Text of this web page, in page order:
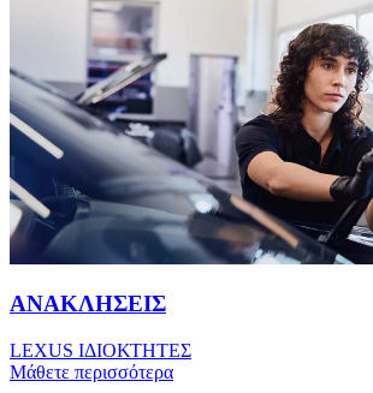
ΑΝΑΚΛΗΣΕΙΣ
LEXUS IΔΙΟΚΤΗΤΕΣ
Μάθετε περισσότερα